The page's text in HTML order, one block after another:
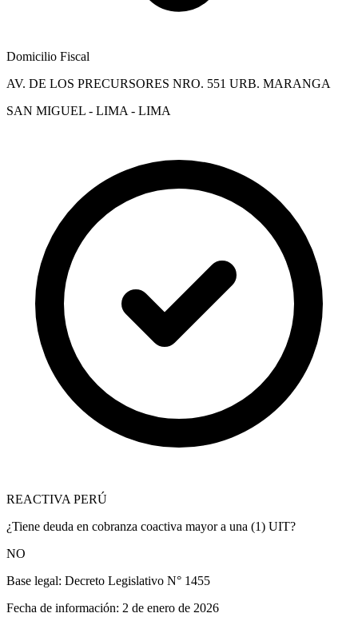
Domicilio Fiscal
AV. DE LOS PRECURSORES NRO. 551 URB. MARANGA
SAN MIGUEL - LIMA - LIMA
REACTIVA PERÚ
¿Tiene deuda en cobranza coactiva mayor a una (1) UIT?
NO
Base legal: Decreto Legislativo N° 1455
Fecha de información: 2 de enero de 2026